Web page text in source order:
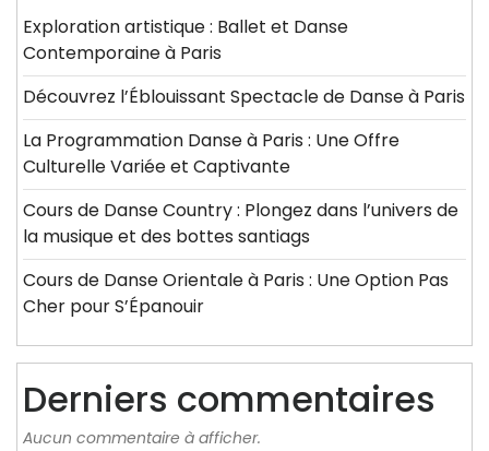
Exploration artistique : Ballet et Danse
Contemporaine à Paris
Découvrez l’Éblouissant Spectacle de Danse à Paris
La Programmation Danse à Paris : Une Offre
Culturelle Variée et Captivante
Cours de Danse Country : Plongez dans l’univers de
la musique et des bottes santiags
Cours de Danse Orientale à Paris : Une Option Pas
Cher pour S’Épanouir
Derniers commentaires
Aucun commentaire à afficher.